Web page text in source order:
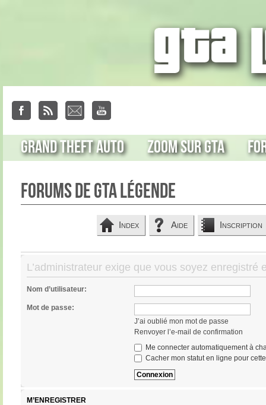
Grand Theft Auto Zoom sur GTA
Forums de GTA Légende
Index Aide Inscription
L’administrateur exige que vous soyez
Nom d’utilisateur:
Mot de passe:
J’ai oublié mon mot de passe
Renvoyer l’e-mail de confirmation
Me connecter automatiquement à
Cacher mon statut en ligne pour
M’ENREGISTRER